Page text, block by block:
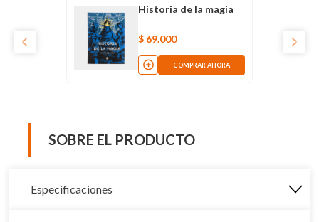
Historia de la magia
$ 69.000
COMPRAR AHORA
SOBRE EL PRODUCTO
Especificaciones